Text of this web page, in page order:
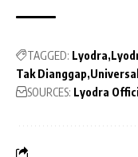
TAGGED: Lyodra
Tak Dianggap
SOURCES: Lyodra